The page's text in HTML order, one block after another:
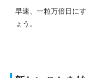
早速、一粒万倍日に
ょう。